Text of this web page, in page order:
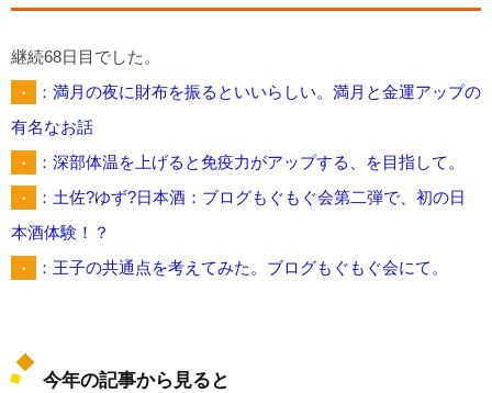
継続68日目でした。
・
： 満月の夜に財布を振るといいらしい。満月と金運アップの
有名なお話
・
： 深部体温を上げると免疫力がアップする、を目指して。
・
： 土佐?ゆず?日本酒：ブログもぐもぐ会第二弾で、初の日
本酒体験！？
・
： 王子の共通点を考えてみた。ブログもぐもぐ会にて。
今年の記事から見ると